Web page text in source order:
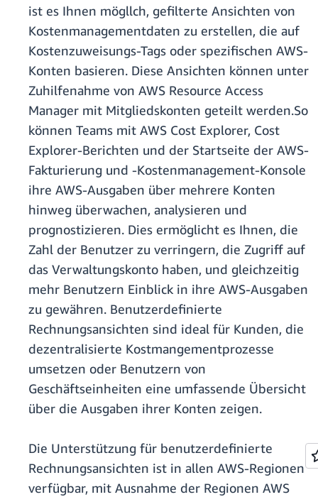
ist es Ihnen mögllch, gefilterte Ansichten von
Kostenmanagementdaten zu erstellen, die auf
Kostenzuweisungs-Tags oder spezifischen AWS-
Konten basieren. Diese Ansichten können unter
Zuhilfenahme von AWS Resource Access
Manager mit Mitgliedskonten geteilt werden.So
können Teams mit AWS Cost Explorer, Cost
Explorer-Berichten und der Startseite der AWS-
Fakturierung und -Kostenmanagement-Konsole
ihre AWS-Ausgaben über mehrere Konten
hinweg überwachen, analysieren und
prognostizieren. Dies ermöglicht es Ihnen, die
Zahl der Benutzer zu verringern, die Zugriff auf
das Verwaltungskonto haben, und gleichzeitig
mehr Benutzern Einblick in ihre AWS-Ausgaben
zu gewähren. Benutzerdefinierte
Rechnungsansichten sind ideal für Kunden, die
dezentralisierte Kostmangementprozesse
umsetzen oder Benutzern von
Geschäftseinheiten eine umfassende Übersicht
über die Ausgaben ihrer Konten zeigen.
Die Unterstützung für benutzerdefinierte
Rechnungsansichten ist in allen AWS-Regionen
verfügbar, mit Ausnahme der Regionen AWS